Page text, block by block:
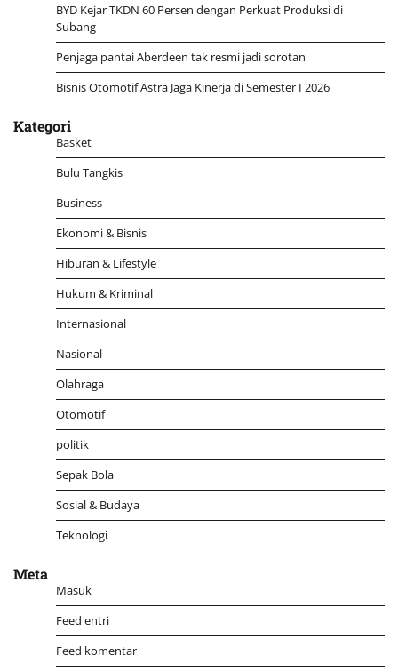
BYD Kejar TKDN 60 Persen dengan Perkuat Produksi di
Subang
Penjaga pantai Aberdeen tak resmi jadi sorotan
Bisnis Otomotif Astra Jaga Kinerja di Semester I 2026
Kategori
Basket
Bulu Tangkis
Business
Ekonomi & Bisnis
Hiburan & Lifestyle
Hukum & Kriminal
Internasional
Nasional
Olahraga
Otomotif
politik
Sepak Bola
Sosial & Budaya
Teknologi
Meta
Masuk
Feed entri
Feed komentar